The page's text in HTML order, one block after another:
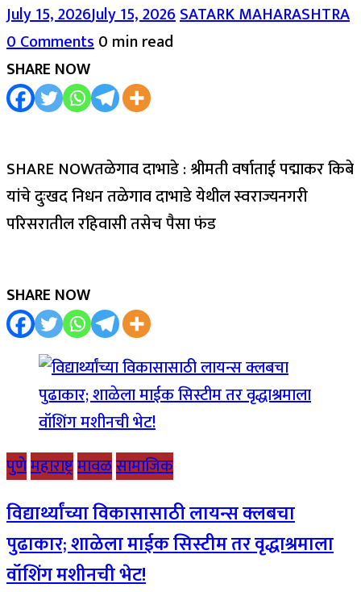
July 15, 2026July 15, 2026SATARK MAHARASHTRA
0 Comments0 min read
SHARE NOW
SHARE NOWतळेगाव दाभाडे : श्रीमती वर्षाताई पद्माकर किबे
यांचे दुःखद निधन तळेगाव दाभाडे येथील स्वराज्यनगरी
परिसरातील रहिवासी तसेच पैसा फंड
SHARE NOW
पुणेमहाराष्ट्रमावळसामाजिक
विद्यार्थ्यांच्या विकासासाठी लायन्स क्लबचा
पुढाकार; शाळेला माईक सिस्टीम तर वृद्धाश्रमाला
वॉशिंग मशीनची भेट!